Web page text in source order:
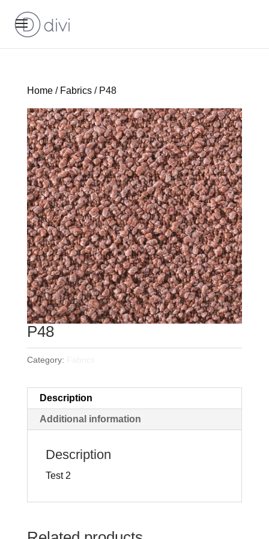
Home/ Fabrics/ P48
P48
Category:
Description
Additional information
Description
Test 2